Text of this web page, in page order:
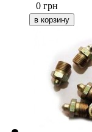
0 грн